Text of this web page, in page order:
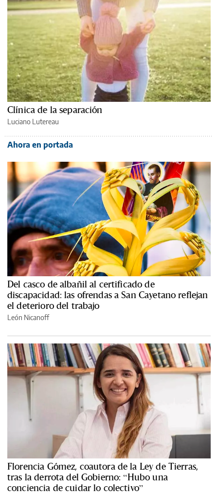
Clínica de la separación
Luciano Lutereau
Ahora en portada
Del casco de albañil al certificado de
discapacidad: las ofrendas a San Cayetano reflejan
el deterioro del trabajo
León Nicanoff
Florencia Gómez, coautora de la Ley de Tierras,
tras la derrota del Gobierno: “Hubo una
conciencia de cuidar lo colectivo”